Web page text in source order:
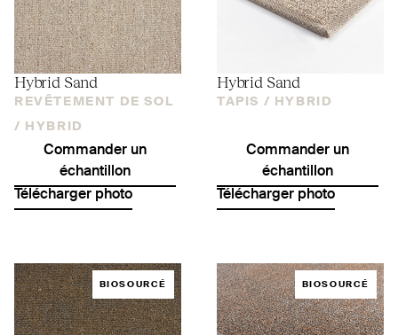
Hybrid Sand
REVÊTEMENT DE SOL
/
HYBRID
Commander un
échantillon
Télécharger photo
Hybrid Sand
TAPIS / HYBRID
Commander un
échantillon
Télécharger photo
BIOSOURCÉ BIOSOURCÉ